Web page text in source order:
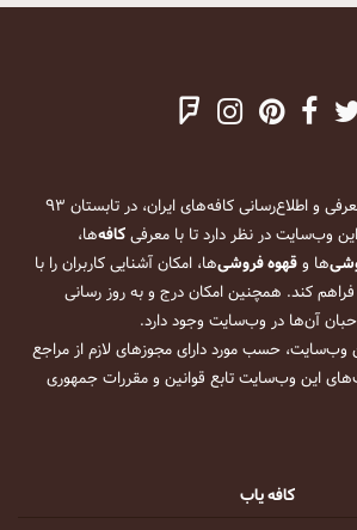
کافه‌یاب به عنوان مرجع معرفی و اطلاع‌رسانی کافه‌های ایران، در تابستان ۹۳
وب‌سایت در نظر دارد تا با معرفیکافه‌ها،
‌ها وقهوه فروشی‌ها، امکان آشنایی کاربران را با
کند. همچنین امکان درج و به روز رسانی
آن‌ها در وب‌سایت وجود دارد.
وب‌سایت، حسب مورد دارای مجوزهای لازم از مراجع
این وب‌سایت تابع قوانین و مقررات جمهوری
کافه یاب